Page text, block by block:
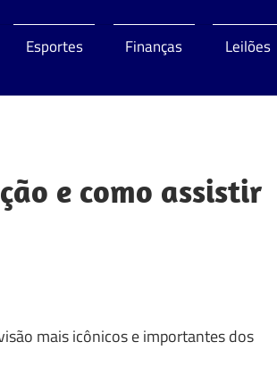
Esportes Finanças Leilões
e como assistir
mais icônicos e importantes dos